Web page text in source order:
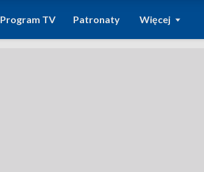
Program TV Patronaty Więcej